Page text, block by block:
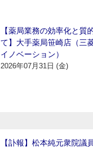
【薬局業務の効率化と質
て】大手薬局笹崎店（三
イノベーション）
2026年07月31日 (金)
【訃報】松本純元衆院議